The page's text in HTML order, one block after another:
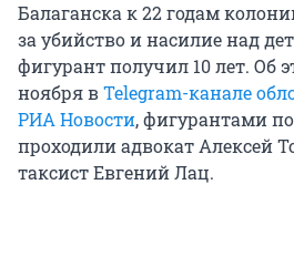
Балаганска к 22 годам
за убийство и насилие над
фигурант получил 10 лет. Об
ноября вTelegram-канале
РИА Новости, фигурантами
проходили адвокат Алексей
таксист Евгений Лац.